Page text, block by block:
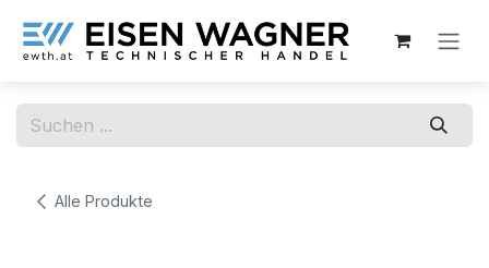
Alle Produkte